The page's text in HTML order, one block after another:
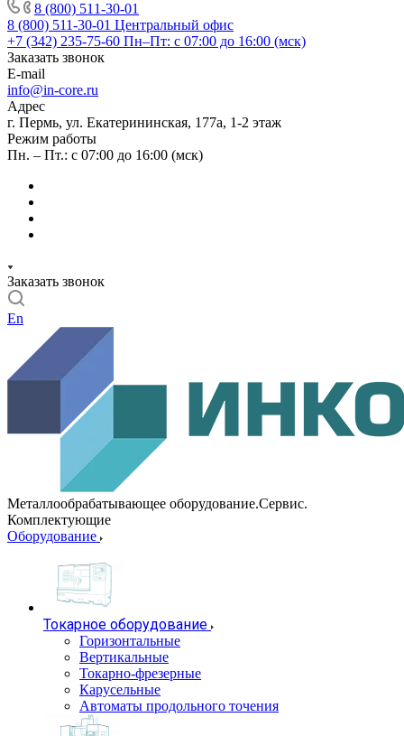
8 (800) 511-30-01
8 (800) 511-30-01 Центральный офис
+7 (342) 235-75-60 Пн–Пт: с 07:00 до 16:00 (мск)
Заказать звонок
E-mail
info@in-core.ru
Адрес
г. Пермь, ул. ​Екатерининская, 177а, ​1-2 этаж
Режим работы
Пн. – Пт.: с 07:00 до 16:00 (мск)
Заказать звонок
En
Металлообрабатывающее оборудование.Сервис.
Комплектующие
Оборудование
Токарное оборудование
Горизонтальные
Вертикальные
Токарно-фрезерные
Карусельные
Автоматы продольного точения